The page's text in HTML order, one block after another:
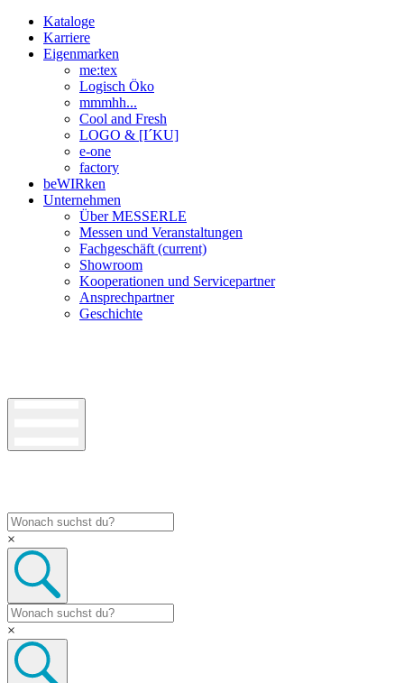
Kataloge
Karriere
Eigenmarken
me:tex
Logisch Öko
mmmhh...
Cool and Fresh
LOGO & [I´KU]
e-one
factory
beWIRken
Unternehmen
Über MESSERLE
Messen und Veranstaltungen
Fachgeschäft (current)
Showroom
Kooperationen und Servicepartner
Ansprechpartner
Geschichte
×
×